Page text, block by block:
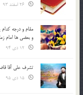
و بعضي ها امام
تشرف علي آقا